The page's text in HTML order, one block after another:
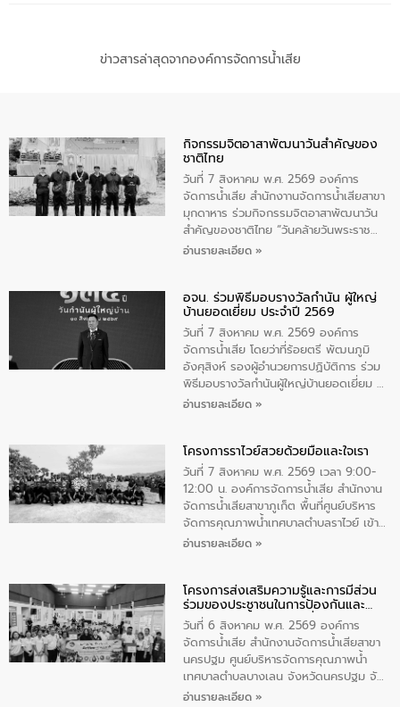
ข่าวสารล่าสุดจากองค์การจัดการน้ำเสีย
กิจกรรมจิตอาสาพัฒนาวันสําคัญของ
ชาติไทย
วันที่ 7 สิงหาคม พ.ศ. 2569 องค์การ
จัดการน้ำเสีย สำนักงาานจัดการน้ำเสียสาขา
มุกดาหาร ร่วมกิจกรรมจิตอาสาพัฒนาวัน
สําคัญของชาติไทย “วันคล้ายวันพระราช
สมภพ สมเด็จพระนางเจ้าสิริกิติ์พระบรม
ทิพย์คำ รองผู้ว่าราชการจังหวัดมุกดาหาร
เป็นประธานในพิธี ณ เรือนจําชั่วคราวนาโสก
ตําบลนาโสก อําเภอเมืองมุกดาหาร จังหวัด
มุกดาหาร โดยในกิจกรรมได้ร่วมปลูกป่า และ
ทําความสะอาดภายในบริเวณ จัดกิจกรรม
เพื่อถวายเป็นพระราชกุศล สมเด็จพระนาง
เจ้าสิริกิติ์พระบรมราชินีนาถ พระบรมราช
อ่านรายละเอียด »
อจน. ร่วมพิธีมอบรางวัลกำนัน ผู้ใหญ่
บ้านยอดเยี่ยม ประจำปี 2569
วันที่ 7 สิงหาคม พ.ศ. 2569 องค์การ
จัดการน้ำเสีย โดยว่าที่ร้อยตรี พัฒนภูมิ
อังศุสิงห์ รองผู้อำนวยการปฏิบัติการ ร่วม
พิธีมอบรางวัลกำนันผู้ใหญ่บ้านยอดเยี่ยม ณ
ทำเนียบรัฐบาล โดยมีนายอนุทิน ชาญวีรกูล
ทองคำและประกาศเกียรติคุณให้แก่ กำนัน
ผู้ใหญ่บ้านยอดเยี่ยม พร้อมกล่าวชื่นชม ให้
โอวาท และมอบนโยบาย
อ่านรายละเอียด »
โครงการราไวย์สวยด้วยมือและใจเรา
วันที่ 7 สิงหาคม พ.ศ. 2569 เวลา 9:00-
12:00 น. องค์การจัดการน้ำเสีย สำนักงาน
จัดการน้ำเสียสาขาภูเก็ต พื้นที่ศูนย์บริหาร
จัดการคุณภาพน้ำเทศบาลตำบลราไวย์ เข้า
ร่วมโครงการราไวย์สวยด้วยมือและใจเรา
ประชาชน ตัวแทนจากโรงแรมต่างๆ ในเขต
เทศบาลตำบลราไวย์ ศูนย์บริหารจัดการ
คุณภาพน้ำเทศบาลตำบลราไวย์ นำโดยนาย
น้อย แก้วเศษ ผู้จัดการสำนักงานจัดการน้ำ
เสียสาขาภูเก็ต พร้อมด้วยเจ้าหน้าที่ จำนวน
5 คน ร่วมทำกิจกรรม ทำความสะอาด
ชายหาดและแหล่งท่องเที่ยว ณ บริเวณ
อ่านรายละเอียด »
โครงการส่งเสริมความรู้และการมีส่วน
ร่วมของประชาชนในการป้องกันและ
แก้ไขปัญหาน้ำเสียอย่างยั่งยืน
วันที่ 6 สิงหาคม พ.ศ. 2569 องค์การ
จัดการน้ำเสีย สำนักงานจัดการน้ำเสียสาขา
นครปฐม ศูนย์บริหารจัดการคุณภาพน้ำ
เทศบาลตำบลบางเลน จังหวัดนครปฐม จัด
กิจกรรมภายใต้โครงการส่งเสริมความรู้และ
อ่านรายละเอียด »